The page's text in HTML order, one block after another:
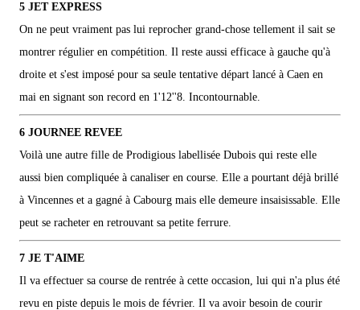
5 JET EXPRESS
On ne peut vraiment pas lui reprocher grand-chose tellement il sait se
montrer régulier en compétition. Il reste aussi efficace à gauche qu'à
droite et s'est imposé pour sa seule tentative départ lancé à Caen en
mai en signant son record en 1'12''8. Incontournable.
6 JOURNEE REVEE
Voilà une autre fille de Prodigious labellisée Dubois qui reste elle
aussi bien compliquée à canaliser en course. Elle a pourtant déjà brillé
à Vincennes et a gagné à Cabourg mais elle demeure insaisissable. Elle
peut se racheter en retrouvant sa petite ferrure.
7 JE T'AIME
Il va effectuer sa course de rentrée à cette occasion, lui qui n'a plus été
revu en piste depuis le mois de février. Il va avoir besoin de courir